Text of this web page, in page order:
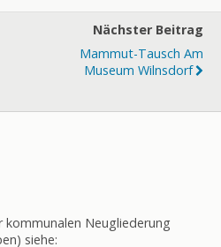
Nächster Beitrag
Mammut-Tausch Am
Museum Wilnsdorf
kommunalen Neugliederung
siehe: